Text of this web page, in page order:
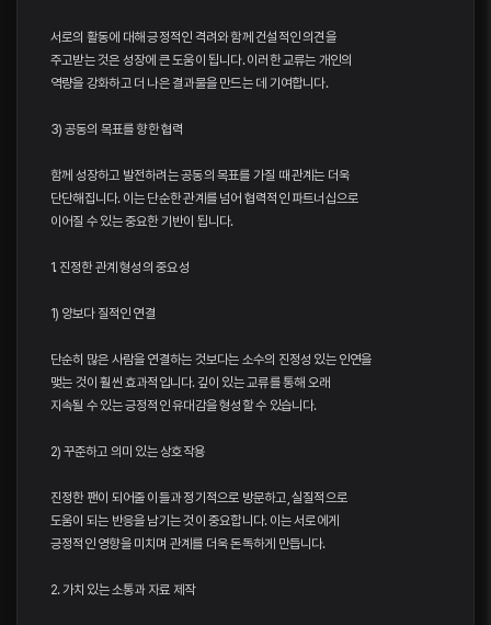
서로의 활동에 대해 긍정적인 격려와 함께 건설적인 의견을
주고받는 것은 성장에 큰 도움이 됩니다. 이러한 교류는 개인의
역량을 강화하고 더 나은 결과물을 만드는 데 기여합니다.
3) 공동의 목표를 향한 협력
함께 성장하고 발전하려는 공동의 목표를 가질 때 관계는 더욱
단단해집니다. 이는 단순한 관계를 넘어 협력적인 파트너십으로
이어질 수 있는 중요한 기반이 됩니다.
1. 진정한 관계 형성의 중요성
1) 양보다 질적인 연결
단순히 많은 사람을 연결하는 것보다는 소수의 진정성 있는 인연을
맺는 것이 훨씬 효과적입니다. 깊이 있는 교류를 통해 오래
지속될 수 있는 긍정적인 유대감을 형성할 수 있습니다.
2) 꾸준하고 의미 있는 상호작용
진정한 팬이 되어줄 이들과 정기적으로 방문하고, 실질적으로
도움이 되는 반응을 남기는 것이 중요합니다. 이는 서로에게
긍정적인 영향을 미치며 관계를 더욱 돈독하게 만듭니다.
2. 가치 있는 소통과 자료 제작